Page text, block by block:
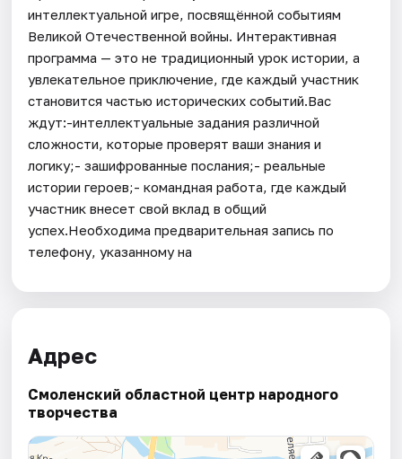
интеллектуальной игре, посвящённой событиям
Великой Отечественной войны. Интерактивная
программа — это не традиционный урок истории, а
увлекательное приключение, где каждый участник
становится частью исторических событий.Вас
ждут:-интеллектуальные задания различной
сложности, которые проверят ваши знания и
логику;- зашифрованные послания;- реальные
истории героев;- командная работа, где каждый
участник внесет свой вклад в общий
успех.Необходима предварительная запись по
телефону, указанному на
Адрес
Смоленский областной центр народного
творчества